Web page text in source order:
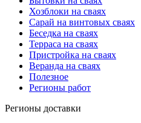
Хозблоки на сваях
Сарай на винтовых сваях
Беседка на сваях
Терраса на сваях
Пристройка на сваях
Веранда на сваях
Полезное
Регионы работ
Регионы доставки